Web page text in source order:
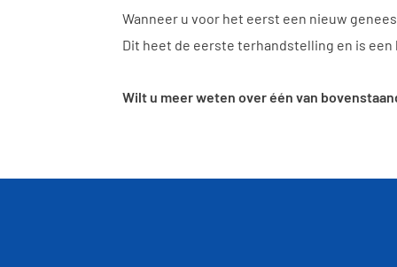
Wanneer u voor het eerst een nieuw
Dit heet de eerste terhandstelling en is
Wilt u meer weten over één van